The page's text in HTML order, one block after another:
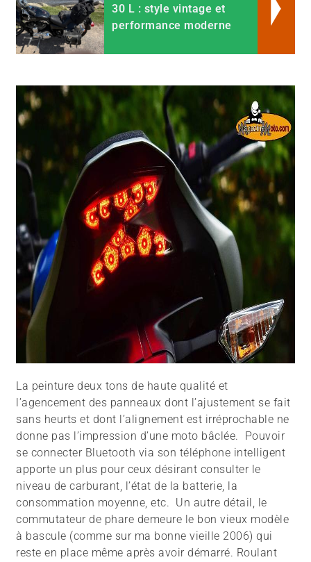
30 L : style vintage et
performance moderne
La peinture deux tons de haute qualité et
l’agencement des panneaux dont l’ajustement se fait
sans heurts et dont l’alignement est irréprochable ne
donne pas l’impression d’une moto bâclée. Pouvoir
se connecter Bluetooth via son téléphone intelligent
apporte un plus pour ceux désirant consulter le
niveau de carburant, l’état de la batterie, la
consommation moyenne, etc. Un autre détail, le
commutateur de phare demeure le bon vieux modèle
à bascule (comme sur ma bonne vieille 2006) qui
reste en place même après avoir démarré. Roulant